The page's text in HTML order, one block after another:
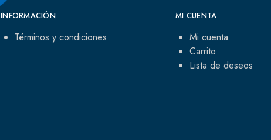
INFORMACIÓN
Términos y condiciones
MI CUENTA
Mi cuenta
Carrito
Lista de deseos